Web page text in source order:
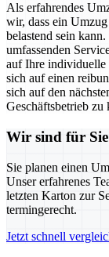
Als erfahrendes
wir, dass ein
belastend sein
umfassenden
auf Ihre individuelle
sich auf einen
sich auf den
Geschäftsbetrieb zu
Wir sind für
Sie planen einen
Unser erfahrenes
letzten Karton zur
termingerecht.
Jetzt schnell